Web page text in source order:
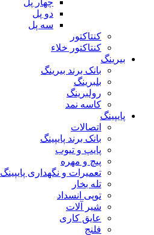
چهار پل
دو پل
سه پل
کنتاکتور
کنتاکتور خلاء
بیرینگ
بانک برند بیرینگ
بلبرینگ
رولبرینگ
کاسه نمد
پایپینگ
اتصالات
بانک برند پایپینگ
پایپ و تیوب
پیچ و مهره
تعمیرات و نگهداری پایپینگ
تله بخار
توپی انسداد
شیر آلات
عایق کاری
فلنج